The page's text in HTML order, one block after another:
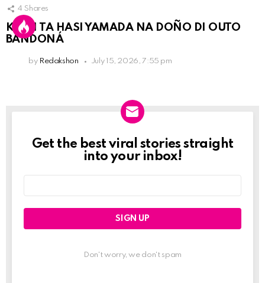
4 Shares
KPCN TA HASI YAMADA NA DOÑO DI OUTO
BANDONÁ
by Redakshon July 15, 2026, 7:55 pm
Newslett
Get the best viral stories straight
into your inbox!
Don't worry, we don't spam